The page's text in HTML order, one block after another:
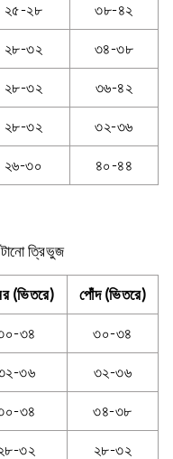
২৫-২৮ ৩৮-৪২
২৮-৩২ ৩৪-৩৮
২৮-৩২ ৩৬-৪২
২৮-৩২ ৩২-৩৬
২৬-৩০ ৪০-৪৪
ত্রিভুজ
(ভিতরে) পোঁদ (ভিতরে)
৩৪ ৩০-৩৪
৩৬ ৩২-৩৬
৩৪ ৩৪-৩৮
৩২ ২৮-৩২